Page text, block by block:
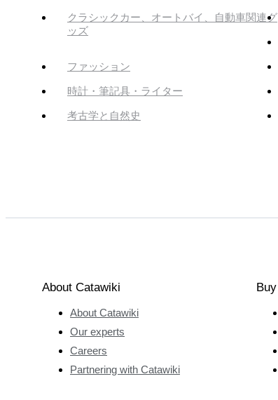
クラシックカー、オートバイ、自動車関連グ
ッズ
ファッション
時計・筆記具・ライター
考古学と自然史
About Catawiki
About Catawiki
Our experts
Careers
Partnering with Catawiki
Buy